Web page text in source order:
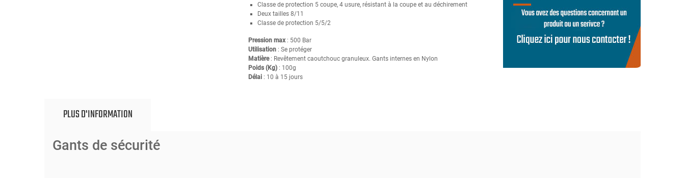
Classe de protection 5 coupe, 4 usure, résistant à la coupe et au déchirement
Deux tailles 8/11
Classe de protection 5/5/2
Pression max: 500 Bar
Utilisation: Se protéger
Matière: Revêtement caoutchouc granuleux. Gants internes en Nylon
Poids (Kg): 100g
Délai: 10 à 15 jours
PLUS D'INFORMATION
Gants de sécurité